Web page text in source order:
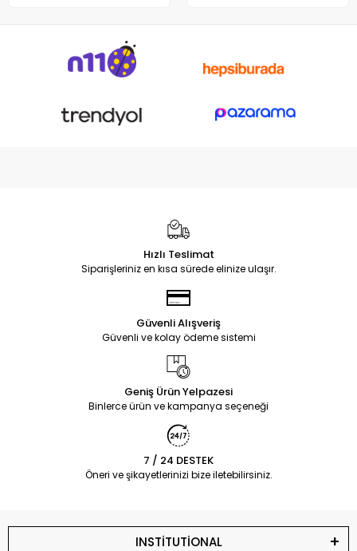
Hızlı Teslimat
Siparişleriniz en kısa sürede elinize ulaşır.
Güvenli Alışveriş
Güvenli ve kolay ödeme sistemi
Geniş Ürün Yelpazesi
Binlerce ürün ve kampanya seçeneği
7 / 24 DESTEK
Öneri ve şikayetlerinizi bize iletebilirsiniz.
INSTİTUTİONAL